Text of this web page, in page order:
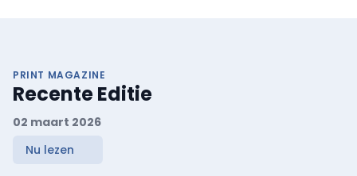
PRINT MAGAZINE
Recente Editie
02 maart 2026
Nu lezen